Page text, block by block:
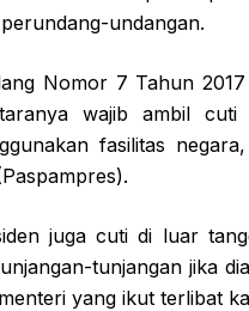
undangan.
Nomor 7 Tahun
wajib ambil cuti
fasilitas
juga cuti di luar
tunjangan jika
yang ikut terlibat